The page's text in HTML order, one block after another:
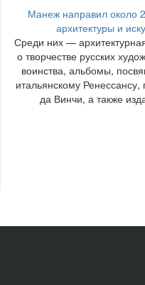
Манеж направил около
архитектуры и
Среди них —
о творчестве русских
воинства, альбомы,
итальянскому
да Винчи, а также